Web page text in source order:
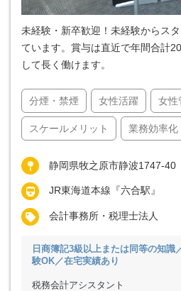
未経験・新卒歓迎！未経験からス
ています。賞与は直近で年間合計
して長く働けます。
分煙・禁煙 女性活躍 女性
スケールメリット 業務効率化
静岡県牧之原市静波1747-40
JR東海道本線『六合駅』
会計事務所・税理士法人
日商簿記3級以上または同等の知識
験OK／在宅実績あり
税務会計アシスタント